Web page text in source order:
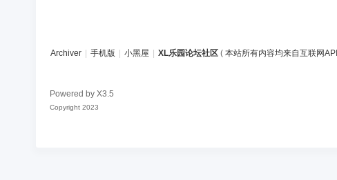
Archiver 手机版 小黑屋 XL乐园论坛社区 ( 本站所有内容均来自互联网
Powered by X3.5
Copyright 2023